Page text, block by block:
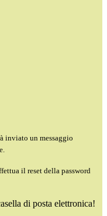
inviato un messaggio
il reset della password
di posta elettronica!